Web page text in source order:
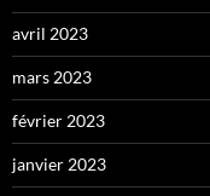
avril 2023
mars 2023
février 2023
janvier 2023